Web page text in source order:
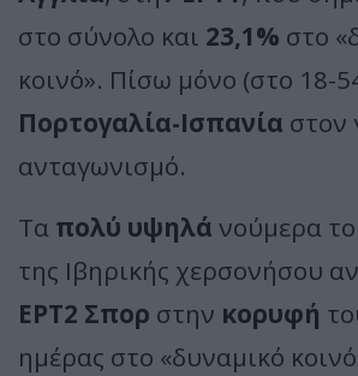
στο σύνολο και 23,1% στο
κοινό». Πίσω μόνο (στο 18-
Πορτογαλία-Ισπανία στον
ανταγωνισμό.
Τα πολύ υψηλά νούμερα
της Ιβηρικής χερσονήσου
ΕΡΤ2 Σπορ στην κορυφή
ημέρας στο «δυναμικό